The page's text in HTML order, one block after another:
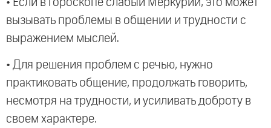
вызывать проблемы в общении и трудности с
выражением мыслей.
• Для решения проблем с речью, нужно
практиковать общение, продолжать говорить,
несмотря на трудности, и усиливать доброту в
своем характере.